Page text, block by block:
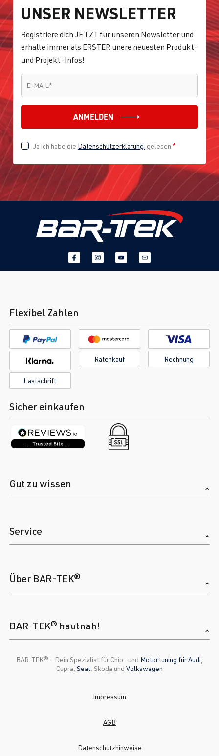
UNSER NEWSLETTER
Registriere dich JETZT für unseren Newsletter und
erhalte immer als ERSTER unere neuesten Produkt-
und Projekt-Infos!
E-MAIL *
ANMELDEN
Ja ich habe die Datenschutzerklärung gelesen *
Flexibel Zahlen
Ratenkauf Rechnung
Lastschrift
Sicher einkaufen
Gut zu wissen
Service
Über BAR-TEK®
BAR-TEK® hautnah!
BAR-TEK®️ - Dein Spezialist für Chip- und Motortuning für Audi
Cupra, Seat , Skoda und Volkswagen
Impressum
AGB
Datenschutzhinweise